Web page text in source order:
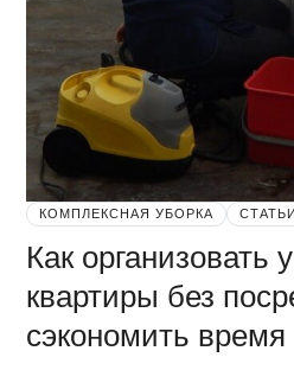
КОМПЛЕКСНАЯ УБОРКА
Как организовать
квартиры без
сэкономить время